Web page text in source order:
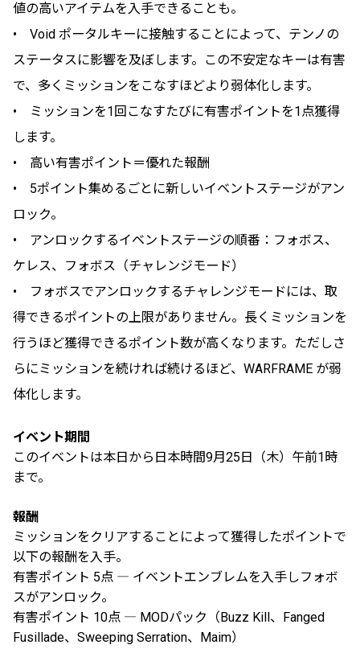
値の高いアイテムを入手できることも。
• Void ポータルキーに接触することによって、テンノの
ステータスに影響を及ぼします。この不安定なキーは有害
で、多くミッションをこなすほどより弱体化します。
• ミッションを1回こなすたびに有害ポイントを1点獲得
します。
• 高い有害ポイント＝優れた報酬
• 5ポイント集めるごとに新しいイベントステージがアン
ロック。
• アンロックするイベントステージの順番：フォボス、
ケレス、フォボス（チャレンジモード）
• フォボスでアンロックするチャレンジモードには、取
得できるポイントの上限がありません。長くミッションを
行うほど獲得できるポイント数が高くなります。ただしさ
らにミッションを続ければ続けるほど、WARFRAME が弱
体化します。
イベント期間
このイベントは本日から日本時間9月25日（木）午前1時
まで。
報酬
ミッションをクリアすることによって獲得したポイントで
以下の報酬を入手。
有害ポイント 5点 ― イベントエンブレムを入手しフォボ
スがアンロック。
有害ポイント 10点 ― MODパック（Buzz Kill、Fanged
Fusillade、Sweeping Serration、Maim）